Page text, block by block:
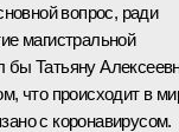
вопрос, ради
магистральной
бы Татьяну
что происходит в
с коронавирусом.